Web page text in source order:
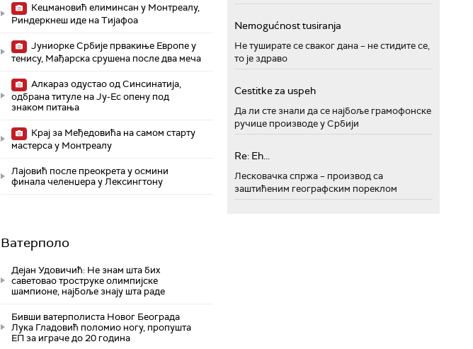
Кецмановић елиминсан у Монтреалу,
Риндеркнеш иде на Тијафоа
Јуниорке Србије првакиње Европе у
тенису, Мађарска срушена после два меча
Алкараз одустао од Синсинатија,
одбрана титуле на Ју-Ес опену под
знаком питања
Крај за Међедовића на самом старту
мастерса у Монтреалу
Лајовић после преокрета у осмини
финала челенџера у Лексингтону
Ватерполо
Дејан Удовичић: Не знам шта бих
саветовао троструке олимпијске
шампионе, најбоље знају шта раде
Бивши ватерполиста Новог Београда
Лука Гладовић поломио ногу, пропушта
ЕП за играче до 20 година
Nemogućnost tusiranja
Не туширате се сваког дана – не стидите се,
то је здраво
Cestitke za uspeh
Да ли сте знали да се најбоље грамофонске
ручице производе у Србији
Re: Eh...
Лесковачка спржа – производ са
заштићеним географским пореклом